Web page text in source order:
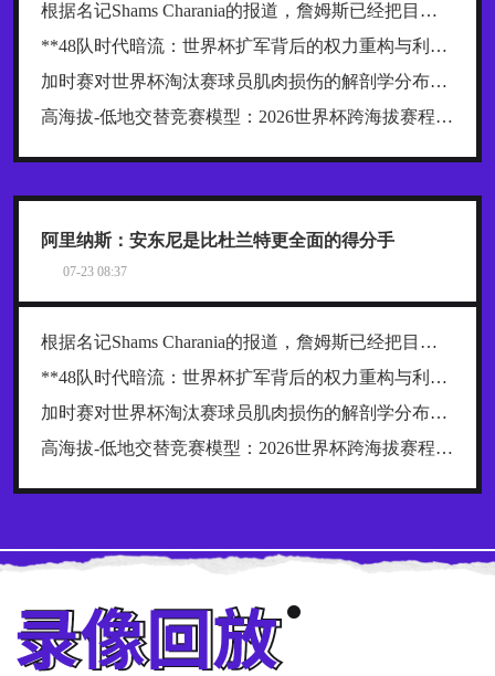
根据名记Shams Charania的报道，詹姆斯已经把目标范围缩小到了热火、骑士和76人这三支东部球队
**48队时代暗流：世界杯扩军背后的权力重构与利益争夺战**
加时赛对世界杯淘汰赛球员肌肉损伤的解剖学分布规律及关键诱因探究
高海拔-低地交替竞赛模型：2026世界杯跨海拔赛程的生理极限阈值与恢复窗口分析
阿里纳斯：安东尼是比杜兰特更全面的得分手
07-23 08:37
根据名记Shams Charania的报道，詹姆斯已经把目标范围缩小到了热火、骑士和76人这三支东部球队
**48队时代暗流：世界杯扩军背后的权力重构与利益争夺战**
加时赛对世界杯淘汰赛球员肌肉损伤的解剖学分布规律及关键诱因探究
高海拔-低地交替竞赛模型：2026世界杯跨海拔赛程的生理极限阈值与恢复窗口分析